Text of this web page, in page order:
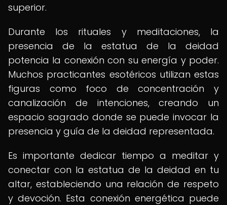
superior.
Durante los rituales y meditaciones, la
presencia de la estatua de la deidad
potencia la conexión con su energía y poder.
Muchos practicantes esotéricos utilizan estas
figuras como foco de concentración y
canalización de intenciones, creando un
espacio sagrado donde se puede invocar la
presencia y guía de la deidad representada.
Es importante dedicar tiempo a meditar y
conectar con la estatua de la deidad en tu
altar, estableciendo una relación de respeto
y devoción. Esta conexión energética puede